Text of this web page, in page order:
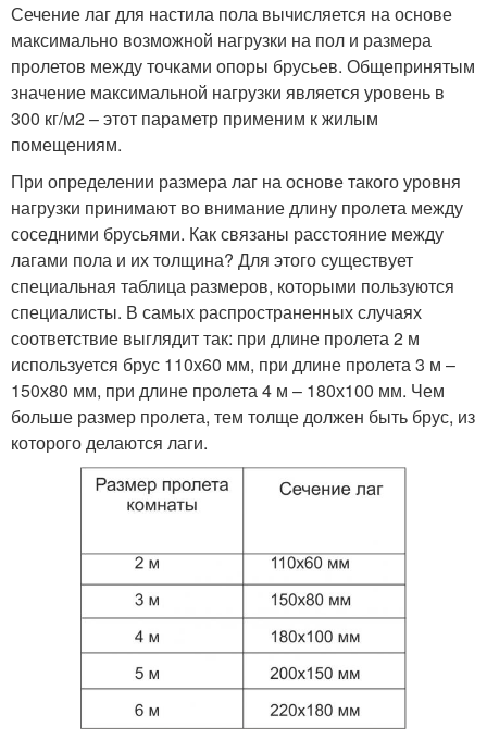
Сечение лаг для настила пола вычисляется на основе
максимально возможной нагрузки на пол и размера
пролетов между точками опоры брусьев. Общепринятым
значение максимальной нагрузки является уровень в
300 кг/м2 – этот параметр применим к жилым
помещениям.
При определении размера лаг на основе такого уровня
нагрузки принимают во внимание длину пролета между
соседними брусьями. Как связаны расстояние между
лагами пола и их толщина? Для этого существует
специальная таблица размеров, которыми пользуются
специалисты. В самых распространенных случаях
соответствие выглядит так: при длине пролета 2 м
используется брус 110х60 мм, при длине пролета 3 м –
150х80 мм, при длине пролета 4 м – 180х100 мм. Чем
больше размер пролета, тем толще должен быть брус, из
которого делаются лаги.